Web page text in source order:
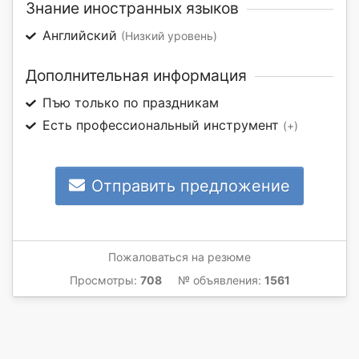
Знание иностранных языков
Английский (Низкий уровень)
Дополнительная информация
Пъю только по праздникам
Есть профессиональный инструмент (+)
Отправить предложение
Пожаловаться на резюме
Просмотры: 708 № объявления: 1561